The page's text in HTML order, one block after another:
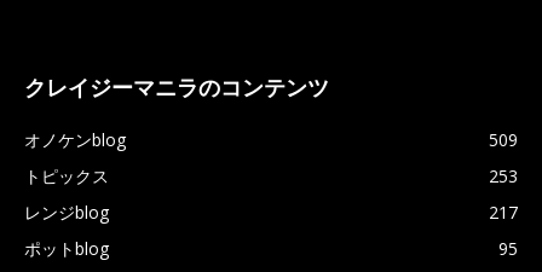
クレイジーマニラのコンテンツ
オノケンblog
509
トピックス
253
レンジblog
217
ポットblog
95